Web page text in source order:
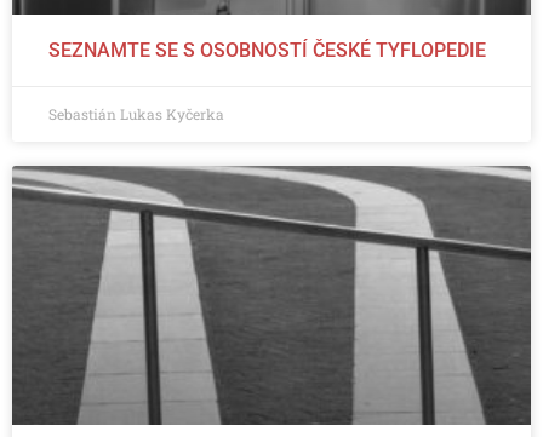
SEZNAMTE SE S OSOBNOSTÍ ČESKÉ TYFLOPEDIE
Sebastián Lukas Kyčerka